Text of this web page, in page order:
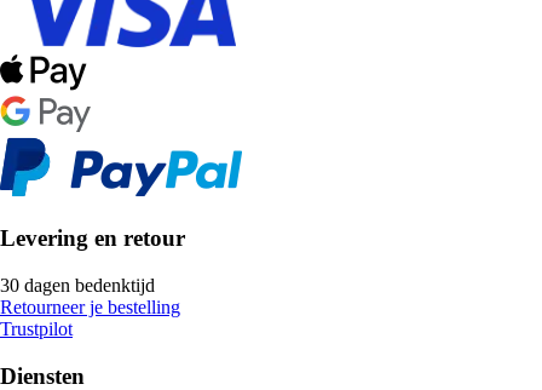
Levering en retour
30 dagen bedenktijd
Retourneer je bestelling
Trustpilot
Diensten